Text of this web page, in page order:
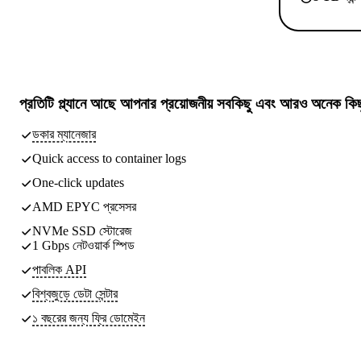
প্রতিটি প্ল্যানে আছেআপনার প্রয়োজনীয় সবকিছুএবং আরও অনেক
ডকার ম্যানেজার
Quick access to container logs
One-click updates
AMD EPYC প্রসেসর
NVMe SSD স্টোরেজ
1 Gbps নেটওয়ার্ক স্পিড
পাবলিক API
বিশ্বজুড়ে ডেটা সেন্টার
১ বছরের জন্য ফ্রি ডোমেইন